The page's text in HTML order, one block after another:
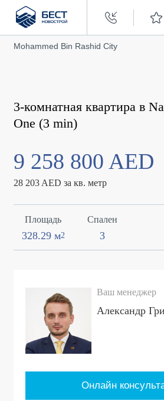
Бест
Новострой
НЕДВИЖИМОСТЬ
ЗАСТРОЙЩИКАМ
О КОМПАНИИ
Недвижимость в Дубае
Mohammed Bin Rashid City
3-комнатная квартира в
One (3 min)
9 258 800 AED
28 203 AED за кв. метр
Площадь
328.29 м2
Спален
3
Ваш менеджер
Александр
Онлайн